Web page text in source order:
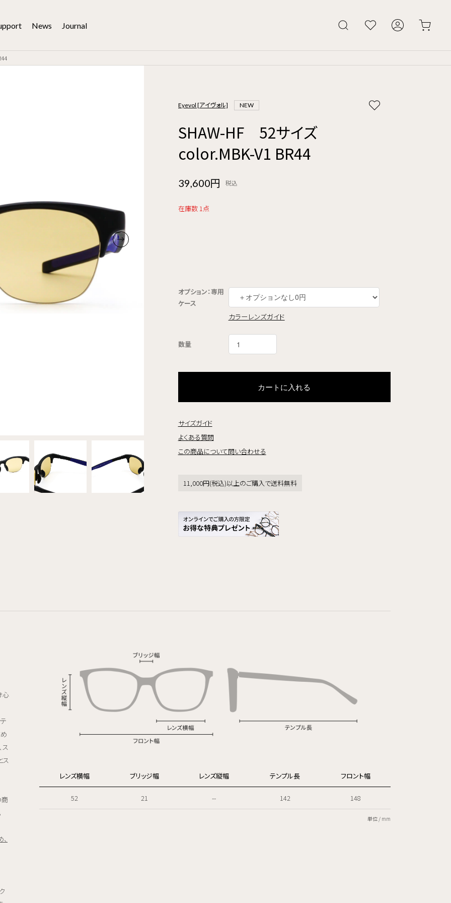
News Journal
Eyevol [アイヴォル] NEW
SHAW-HF 52サイズ
color.MBK-V1 BR44
39,600円 税込
在庫数 1点
オプション：専用
ケース
カラーレンズガイド
数量
カートに入れる
サイズガイド
よくある質問
この商品について問い合わせる
11,000円(税込)以上のご購入で送料無料
心
ス
ス
レンズ横幅 ブリッジ幅 レンズ縦幅 テンプル長 フロント幅
52 21 -- 142 148
単位 / mm